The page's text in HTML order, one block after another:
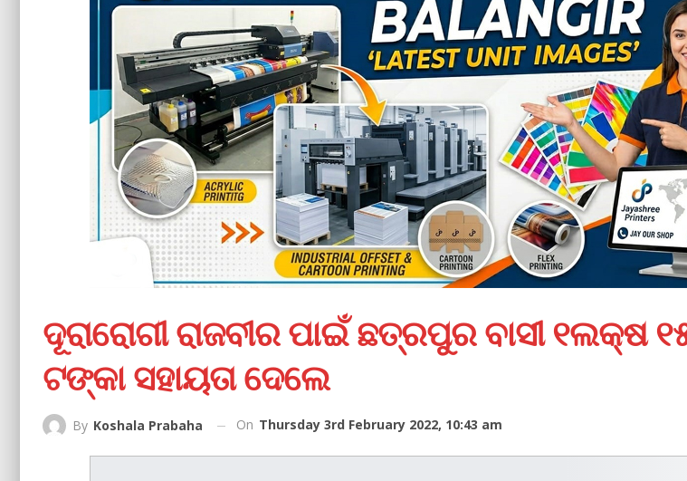
ଦୂରାରୋଗୀ ରାଜବୀର ପାଇଁ ଛତ୍ରପୁର ବାସୀ ୧ଲକ୍ଷ
ଟଙ୍କା ସହାୟତା ଦେଲେ
By Koshala Prabaha On Thursday 3rd February 2022, 10:43 am